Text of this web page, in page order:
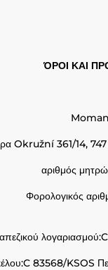
ΌΡΟΙ ΚΑΙ
Okružní 361/14, 747
αριθμός
Φορολογικός
83568/KSOS